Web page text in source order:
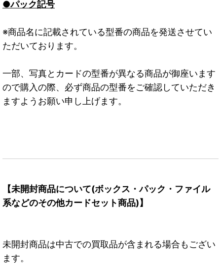
●パック記号
※商品名に記載されている型番の商品を発送させてい
ただいております。
一部、写真とカードの型番が異なる商品が御座います
ので購入の際、必ず商品の型番をご確認していただき
ますようお願い申し上げます。
【未開封商品について(ボックス・パック・ファイル
系などのその他カードセット商品)】
未開封商品は中古での買取品が含まれる場合もござい
ます。